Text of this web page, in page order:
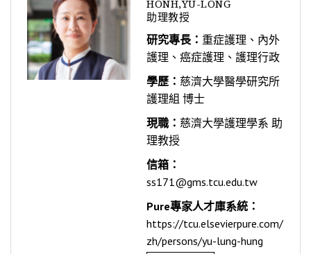
HONH,YU-LONG
助理教授
研究專長： 重症護理、內外
護理、癌症護理、護理行政
學歷： 慈濟大學醫學研究所
護理組 博士
現職： 慈濟大學護理學系 助
理教授
信箱：
ss171@gms.tcu.edu.tw
Pure專家人才庫系統：
https://tcu.elsevierpure.com/
zh/persons/yu-lung-hung